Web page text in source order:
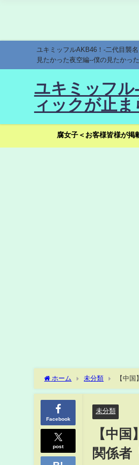
ユキミッフルAKB46！-二代目襲
見たかった夜空編--僕の見たかっ
ユキミッフル
ィックが止
腐女子＜お客様皆様が掲
ホーム 未分類
【中
テレNEWS LIVE）
Facebook
post
未分類
【中
関係者